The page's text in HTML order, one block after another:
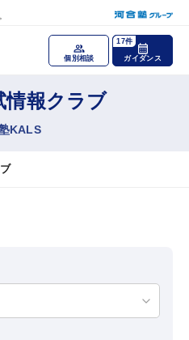
個別相談 ガイダンス
17件
情報クラブ
KALS